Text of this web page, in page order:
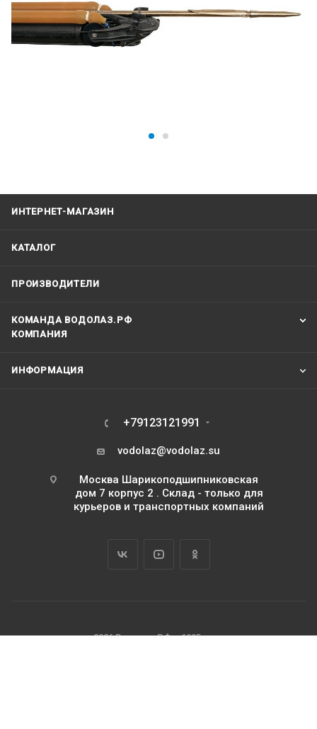
ИНТЕРНЕТ-МАГАЗИН
КАТАЛОГ
ПРОИЗВОДИТЕЛИ
КОМАНДА ВОДОЛАЗ.РФ
КОМПАНИЯ
ИНФОРМАЦИЯ
+79123121991
vodolaz@vodolaz.su
Москва Шарикоподшипниковская
дом 7 корпус 2 . Склад - только для
курьеров и транспортных компаний
2026 Водолаз.РФ с 1995 года